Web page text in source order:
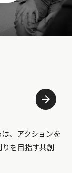
、アクションを
を目指す共創